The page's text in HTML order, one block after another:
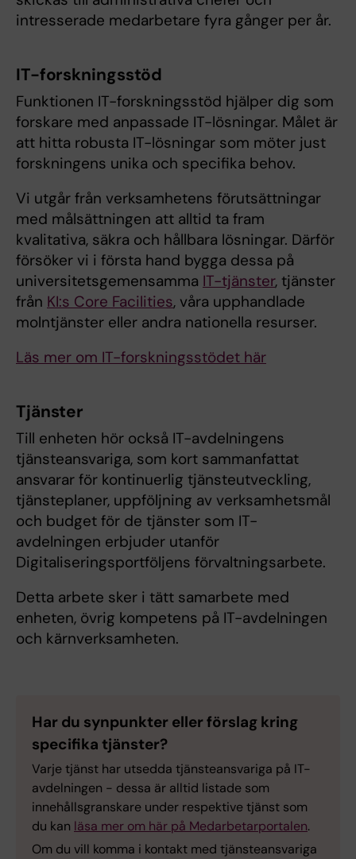
intresserade medarbetare fyra gånger per år.
IT-forskningsstöd
Funktionen IT-forskningsstöd hjälper dig som
forskare med anpassade IT-lösningar. Målet är
att hitta robusta IT-lösningar som möter just
forskningens unika och specifika behov.
Vi utgår från verksamhetens förutsättningar
med målsättningen att alltid ta fram
kvalitativa, säkra och hållbara lösningar. Därför
försöker vi i första hand bygga dessa på
universitetsgemensamma IT-tjänster, tjänster
från KI:s Core Facilities, våra upphandlade
molntjänster eller andra nationella resurser.
Läs mer om IT-forskningsstödet här
Tjänster
Till enheten hör också IT-avdelningens
tjänsteansvariga, som kort sammanfattat
ansvarar för kontinuerlig tjänsteutveckling,
tjänsteplaner, uppföljning av verksamhetsmål
och budget för de tjänster som IT-
avdelningen erbjuder utanför
Digitaliseringsportföljens förvaltningsarbete.
Detta arbete sker i tätt samarbete med
enheten, övrig kompetens på IT-avdelningen
och kärnverksamheten.
Har du synpunkter eller förslag kring
specifika tjänster?
Varje tjänst har utsedda tjänsteansvariga på IT-
avdelningen - dessa är alltid listade som
innehållsgranskare under respektive tjänst som
du kan läsa mer om här på Medarbetarportalen.
Om du vill komma i kontakt med tjänsteansvariga